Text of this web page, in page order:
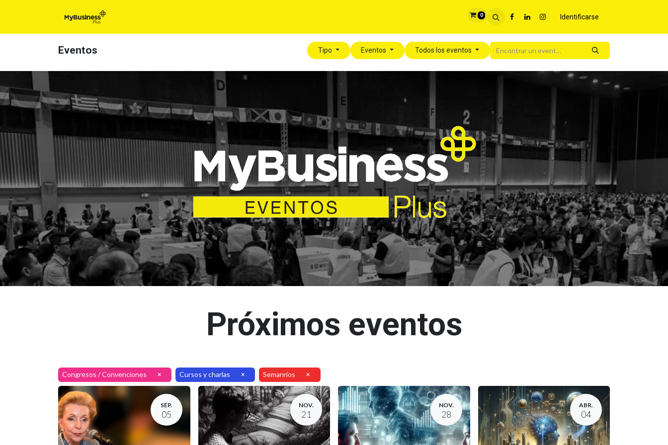
0 Identificarse
Eventos Tipo Eventos Todos los eventos
Próximos eventos
Congresos / Convenciones × Cursos y charlas × Semanrios ×
SEP.
05
NOV.
21
NOV.
28
ABR.
04